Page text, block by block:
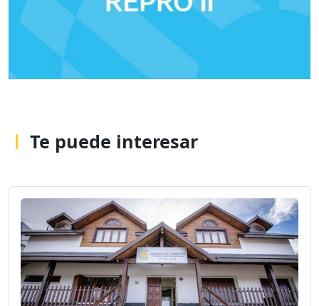
Te puede interesar